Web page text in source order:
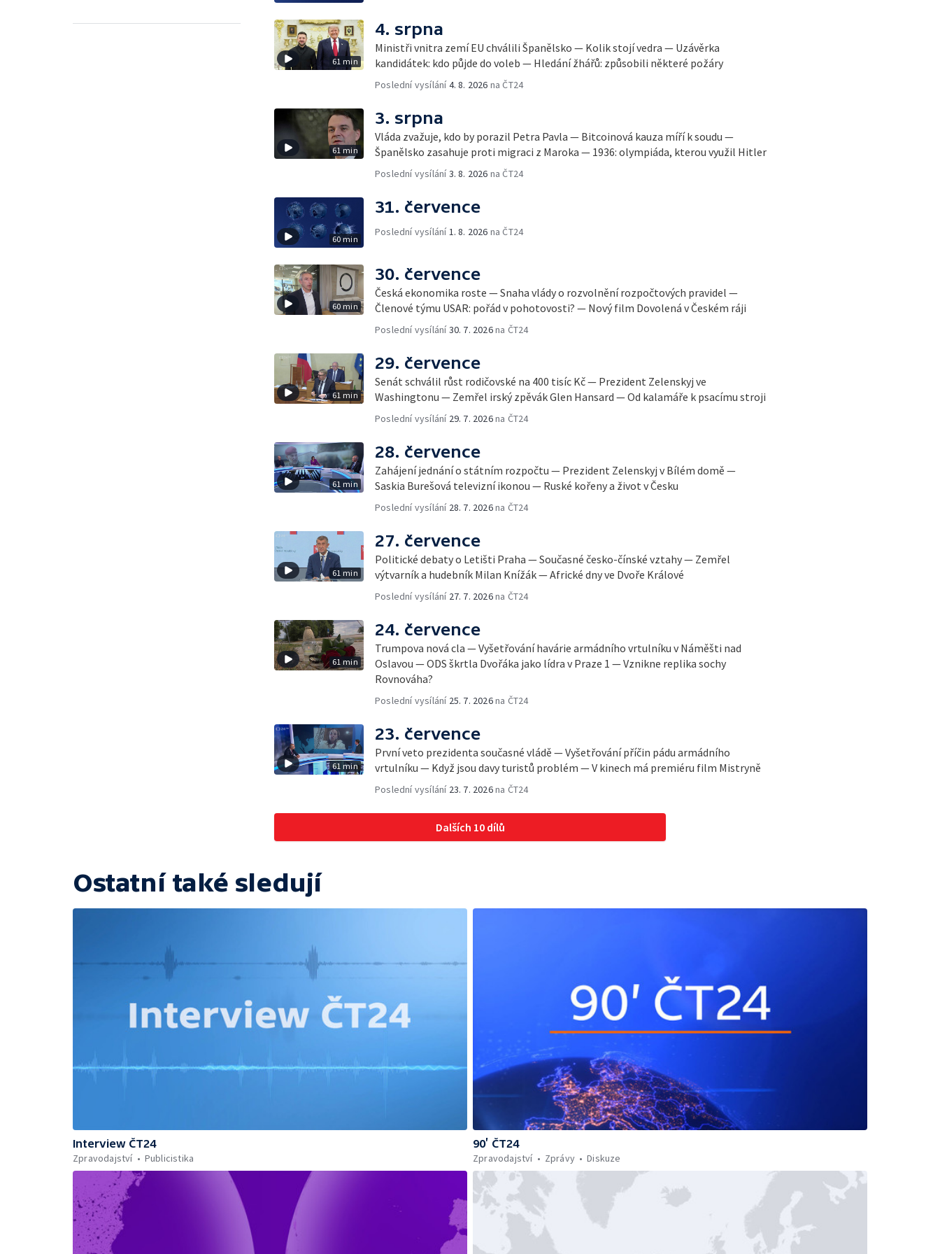
61 min
4. srpna
Ministři vnitra zemí EU chválili Španělsko — Kolik stojí vedra — Uzávěrka
kandidátek: kdo půjde do voleb — Hledání žhářů: způsobili některé požáry
Poslední vysílání4. 8. 2026 na ČT24
61 min
3. srpna
Vláda zvažuje, kdo by porazil Petra Pavla — Bitcoinová kauza míří k soudu —
Španělsko zasahuje proti migraci z Maroka — 1936: olympiáda, kterou využil Hitler
Poslední vysílání3. 8. 2026 na ČT24
60 min
31. července
Poslední vysílání1. 8. 2026 na ČT24
60 min
30. července
Česká ekonomika roste — Snaha vlády o rozvolnění rozpočtových pravidel —
Členové týmu USAR: pořád v pohotovosti? — Nový film Dovolená v Českém ráji
Poslední vysílání30. 7. 2026na ČT24
61 min
29. července
Senát schválil růst rodičovské na 400 tisíc Kč — Prezident Zelenskyj ve
Washingtonu — Zemřel irský zpěvák Glen Hansard — Od kalamáře k psacímu stroji
Poslední vysílání 29. 7. 2026na ČT24
61 min
28. července
Zahájení jednání o státním rozpočtu — Prezident Zelenskyj v Bílém domě —
Saskia Burešová televizní ikonou — Ruské kořeny a život v Česku
Poslední vysílání 28. 7. 2026na ČT24
61 min
27. července
Politické debaty o Letišti Praha — Současné česko-čínské vztahy — Zemřel
výtvarník a hudebník Milan Knížák — Africké dny ve Dvoře Králové
Poslední vysílání 27. 7. 2026na ČT24
61 min
24. července
Trumpova nová cla — Vyšetřování havárie armádního vrtulníku v Náměšti nad
Oslavou — ODS škrtla Dvořáka jako lídra v Praze 1 — Vznikne replika sochy
Rovnováha?
Poslední vysílání 25. 7. 2026na ČT24
61 min
23. července
První veto prezidenta současné vládě — Vyšetřování příčin pádu armádního
vrtulníku — Když jsou davy turistů problém — V kinech má premiéru film Mistryně
Poslední vysílání 23. 7. 2026na ČT24
Dalších 10 dílů
Ostatní také sledují
Interview ČT24
Zpravodajství
Publicistika
90’ ČT24
Zpravodajství
Zprávy Diskuze